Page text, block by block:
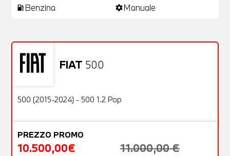
local_gas_station Benzina settingsManuale
FIAT 500
OFFERTA
Usato
500 (2015-2024) - 500 1.2 Pop
PREZZO PROMO
10.500,00€ 11.000,00 €